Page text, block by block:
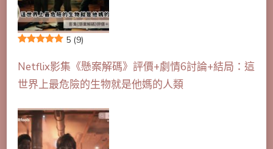
5 (9)
Netflix影集《懸案解碼》評價+劇情6討論+結局：這
世界上最危險的生物就是他媽的人類